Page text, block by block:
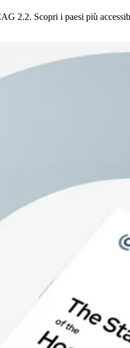
2.2. Scopri i paesi più